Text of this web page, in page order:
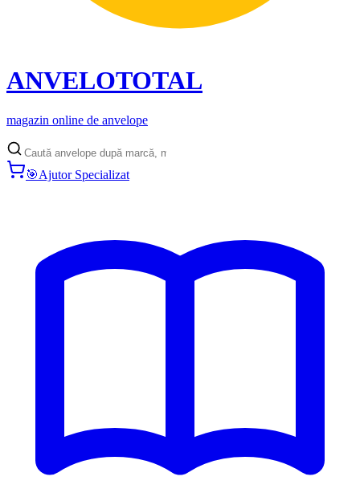
ANVELOTOTAL
magazin online de anvelope
🎯Ajutor Specializat